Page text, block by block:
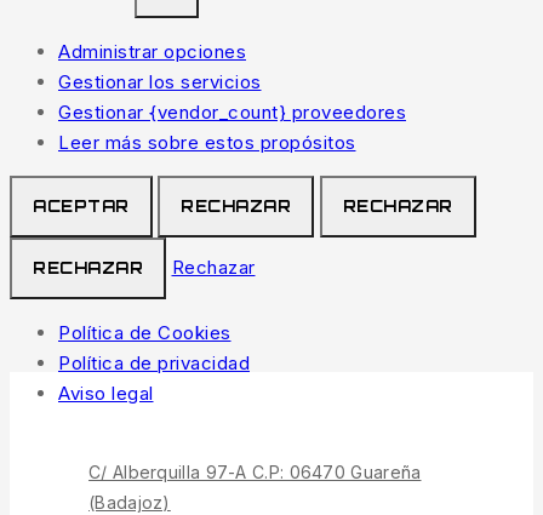
Administrar opciones
Gestionar los servicios
Gestionar {vendor_count} proveedores
Leer más sobre estos propósitos
ACEPTAR RECHAZAR RECHAZAR
RECHAZAR Rechazar
Política de Cookies
Política de privacidad
Aviso legal
Saltar
C/ Alberquilla 97-A C.P: 06470 Guareña
(Badajoz)